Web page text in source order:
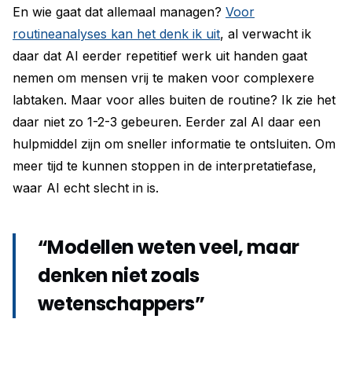
En wie gaat dat allemaal managen? Voor
routineanalyses kan het denk ik uit, al verwacht ik
daar dat AI eerder repetitief werk uit handen gaat
nemen om mensen vrij te maken voor complexere
labtaken. Maar voor alles buiten de routine? Ik zie het
daar niet zo 1-2-3 gebeuren. Eerder zal AI daar een
hulpmiddel zijn om sneller informatie te ontsluiten. Om
meer tijd te kunnen stoppen in de interpretatiefase,
waar AI echt slecht in is.
“Modellen weten veel, maar
denken niet zoals
wetenschappers”